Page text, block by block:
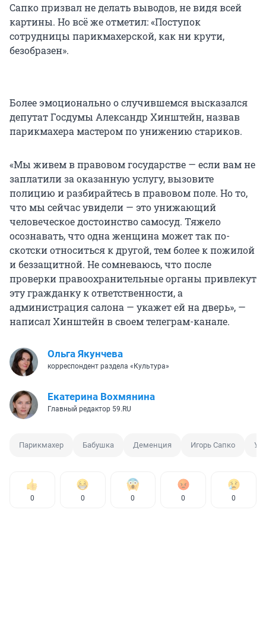
Сапко призвал не делать выводов, не видя всей
картины. Но всё же отметил: «Поступок
сотрудницы парикмахерской, как ни крути,
безобразен».
Более эмоционально о случившемся высказался
депутат Госдумы Александр Хинштейн, назвав
парикмахера мастером по унижению стариков.
«Мы живем в правовом государстве — если вам не
заплатили за оказанную услугу, вызовите
полицию и разбирайтесь в правовом поле. Но то,
что мы сейчас увидели — это унижающий
человеческое достоинство самосуд. Тяжело
осознавать, что одна женщина может так по-
скотски относиться к другой, тем более к пожилой
и беззащитной. Не сомневаюсь, что после
проверки правоохранительные органы привлекут
эту гражданку к ответственности, а
администрация салона — укажет ей на дверь», —
написал Хинштейн в своем телеграм-канале.
Ольга Якунчева
корреспондент раздела «Культура»
Екатерина Вохмянина
Главный редактор 59.RU
Парикмахер Бабушка Деменция Игорь Сапко
0 0 0 0 0